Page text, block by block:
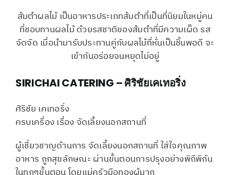
ส้มตำผลไม้ เป็นอาหารประเภทส้มตำที่เป็นที่นิยมในหมู่คน
ที่ชอบทานผลไม้ ด้วยรสชาติของส้มตำที่มีความเผ็ด รส
จัดจัด เมื่อนำมารับประทานคู่กับผลไม้ที่หั่นเป็นชิ้นพอดี จะ
เข้ากันอร่อยจนหยุดไม่อยู่
SIRICHAI CATERING – ศิริชัยเคเทอริ่ง
ศิริชัย เคเทอริ่ง
ครบเครื่อง เรื่อง จัดเลี้ยงนอกสถานที่
ผู้เชี่ยวชาญด้านการ จัดเลี้ยงนอกสถานที่ ใส่ใจคุณภาพ
อาหาร ถูกสุขลักษณะ ผ่านขั้นตอนการปรุงอย่างพิถีพิถัน